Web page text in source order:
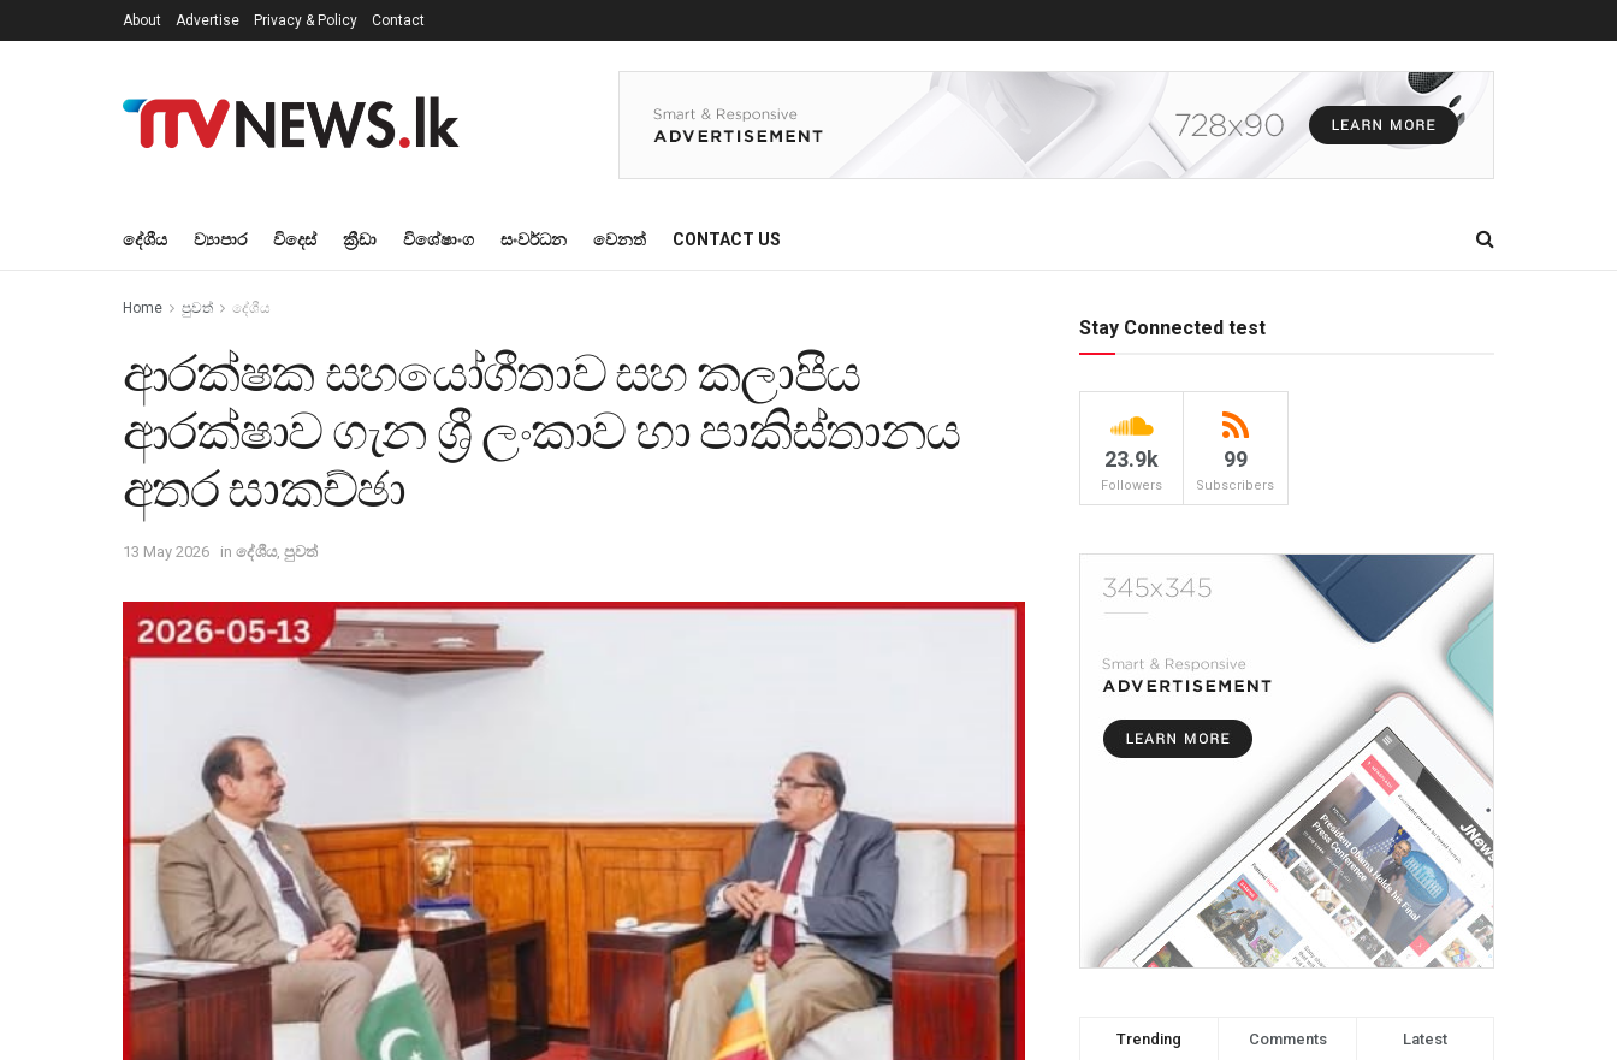
About Advertise Privacy & Policy Contact
දේශීය ව්‍යාපාර විදෙස් ක්‍රීඩා විශේෂාංග සංවර්ධන වෙනත් CONTACT US
Home පුවත් දේශීය
ආරක්ෂක සහයෝගීතාව සහ කලාපීය
ආරක්ෂාව ගැන ශ්‍රී ලංකාව හා පාකිස්තානය
අතර සාකච්ඡා
13 May 2026 in දේශීය, පුවත්
Stay Connected test
23.9k
Followers
99
Subscribers
Trending Comments Latest